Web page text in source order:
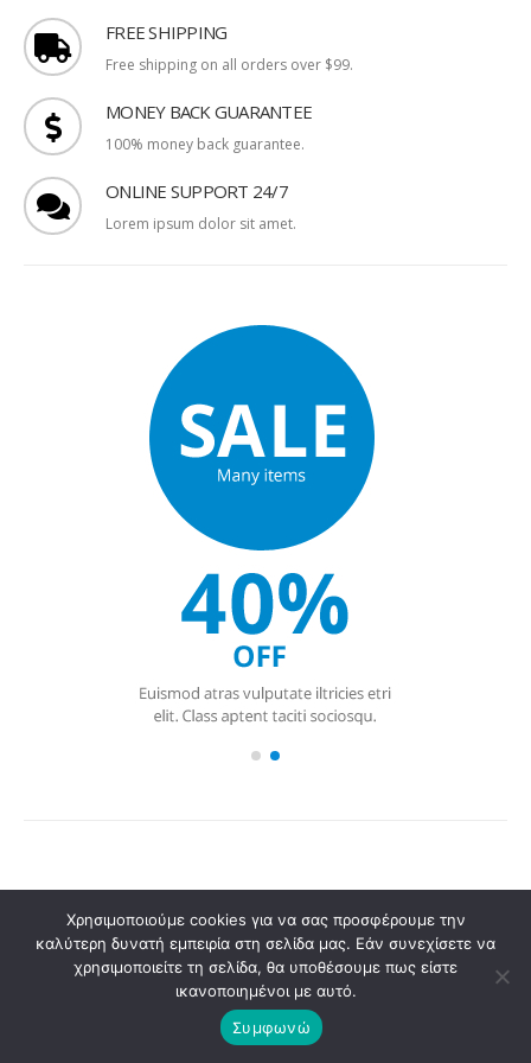
FREE SHIPPING
Free shipping on all orders over $99.
MONEY BACK GUARANTEE
100% money back guarantee.
ONLINE SUPPORT 24/7
Lorem ipsum dolor sit amet.
Χρησιμοποιούμε cookies για να σας προσφέρουμε την
καλύτερη δυνατή εμπειρία στη σελίδα μας. Εάν συνεχίσετε να
χρησιμοποιείτε τη σελίδα, θα υποθέσουμε πως είστε
ικανοποιημένοι με αυτό.
Συμφωνώ